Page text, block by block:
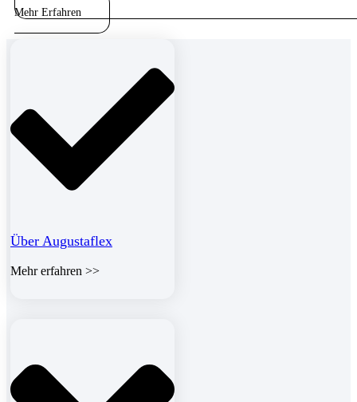
Mehr Erfahren
Über Augustaflex
Mehr erfahren >>